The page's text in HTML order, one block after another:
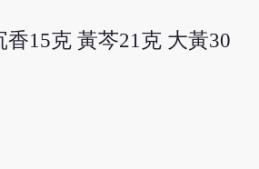
15克 黃芩21克 大黃30